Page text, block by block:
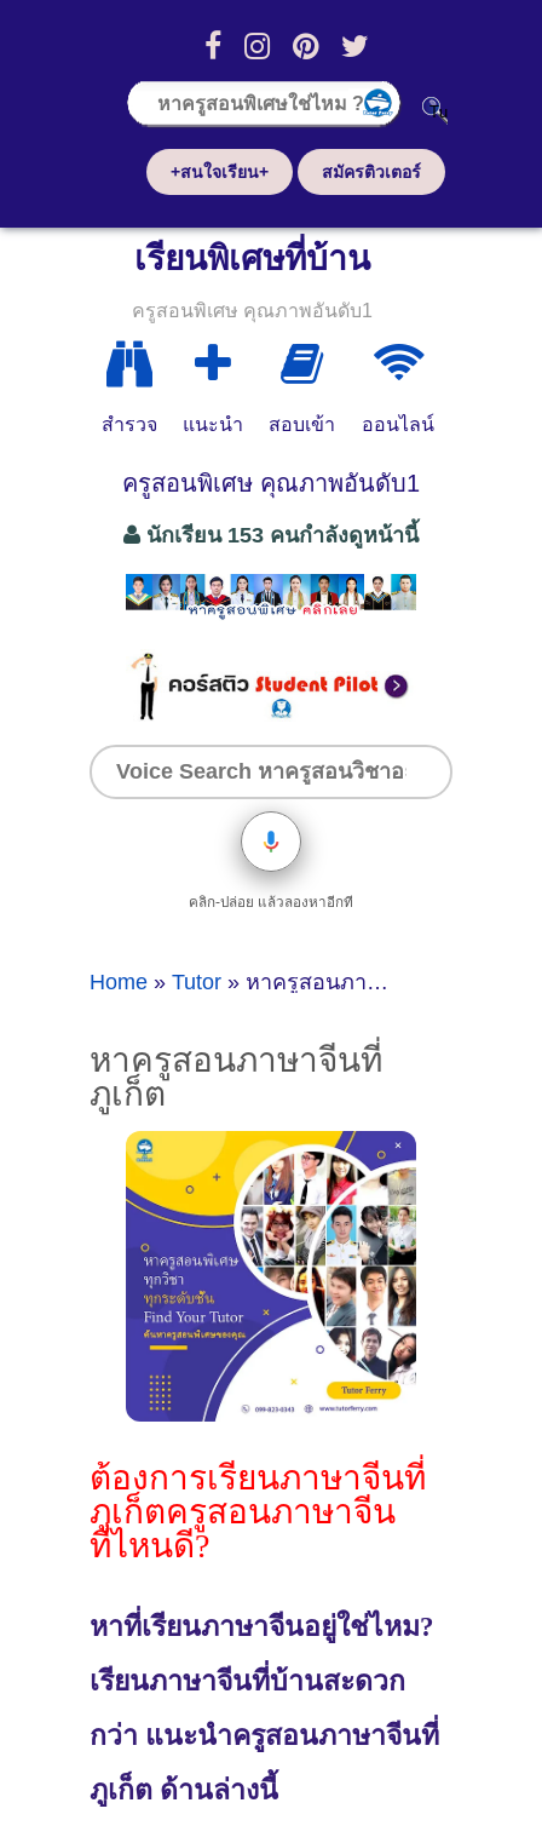
+สนใจเรียน+ สมัครติวเตอร์
เรียนพิเศษที่บ้าน
ครูสอนพิเศษ คุณภาพอันดับ1
สำรวจ แนะนำ สอบเข้า ออนไลน์
ครูสอนพิเศษ คุณภาพอันดับ1
นักเรียน 153 คนกำลังดูหน้านี้
คลิก-ปล่อย แล้วลองหาอีกที
Home » Tutor » หาครูสอนภาษาจีนที่ภูเก็ต
หาครูสอนภาษาจีนที่
ภูเก็ต
ต้องการเรียนภาษาจีนที่
ภูเก็ตครูสอนภาษาจีน
ที่ไหนดี?
หาที่เรียนภาษาจีนอยู่ใช่ไหม?
เรียนภาษาจีนที่บ้านสะดวก
กว่า แนะนำครูสอนภาษาจีนที่
ภูเก็ต ด้านล่างนี้